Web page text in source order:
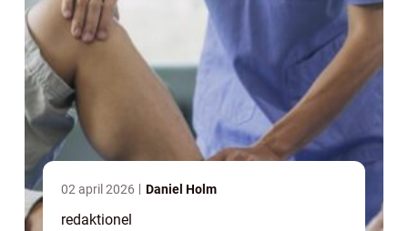
02 april 2026 Daniel Holm
redaktionel